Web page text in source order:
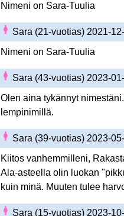
Nimeni on Sara-Tuulia
Sara (21-vuotias) 2021-
Nimeni on Sara-Tuulia
Sara (43-vuotias) 2023-
Olen aina tykännyt
lempinimillä.
Sara (39-vuotias) 2023-
Kiitos vanhemmilleni,
Ala-asteella olin luokan
kuin minä. Muuten tulee
Sara (15-vuotias) 2023-